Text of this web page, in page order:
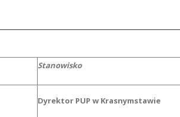
Stanowisko
Dyrektor PUP w Krasnymstawie